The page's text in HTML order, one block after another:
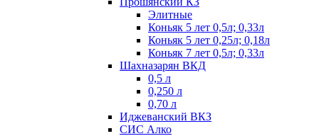
Элитные
Коньяк 5 лет 0,5л; 0,33л
Коньяк 5 лет 0,25л; 0,18л
Коньяк 7 лет 0,5л; 0,33л
Шахназарян ВКД
0,5 л
0,250 л
0,70 л
Иджеванский ВКЗ
СИС Алко